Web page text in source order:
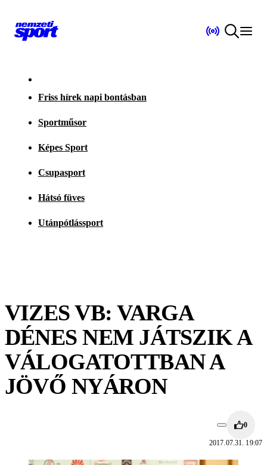
Friss hírek napi bontásban
Sportműsor
Képes Sport
Csupasport
Hátsó füves
Utánpótlássport
VIZES VB: VARGA
DÉNES NEM JÁTSZIK A
VÁLOGATOTTBAN A
JÖVŐ NYÁRON
0
2017.07.31. 19:07